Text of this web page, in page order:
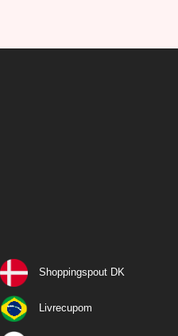
Shoppingspout DK
Livrecupom